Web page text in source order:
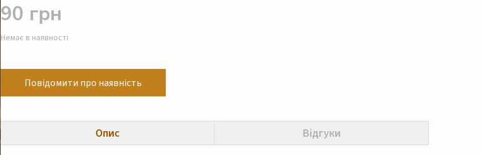
90 грн
Немає в наявності
Повідомити про наявність
Опис Відгуки